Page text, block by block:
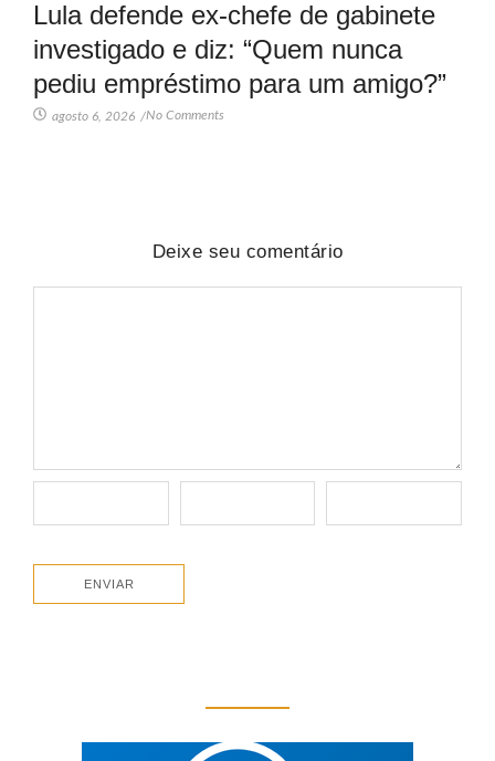
Lula defende ex-chefe de gabinete
investigado e diz: “Quem nunca
pediu empréstimo para um amigo?”
agosto 6, 2026 /No Comments
Deixe seu comentário